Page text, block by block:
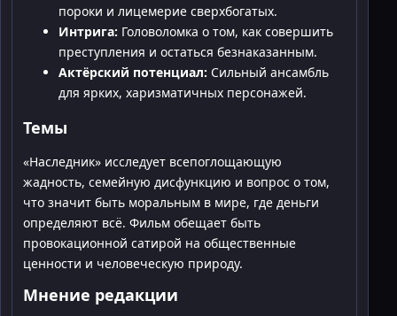
пороки и лицемерие сверхбогатых.
Интрига: Головоломка о том, как совершить
преступления и остаться безнаказанным.
Актёрский потенциал: Сильный ансамбль
для ярких, харизматичных персонажей.
Темы
«Наследник» исследует всепоглощающую
жадность, семейную дисфункцию и вопрос о том,
что значит быть моральным в мире, где деньги
определяют всё. Фильм обещает быть
провокационной сатирой на общественные
ценности и человеческую природу.
Мнение редакции